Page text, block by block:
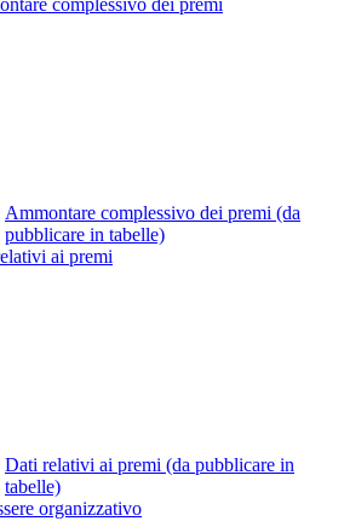
complessivo dei premi
Ammontare complessivo dei premi (da
pubblicare in tabelle)
ai premi
Dati relativi ai premi (da pubblicare in
tabelle)
organizzativo